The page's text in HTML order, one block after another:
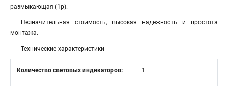
размыкающая (1р).
Незначительная стоимость, высокая надежность и простота
монтажа.
Технические характеристики
Количество световых индикаторов: 1